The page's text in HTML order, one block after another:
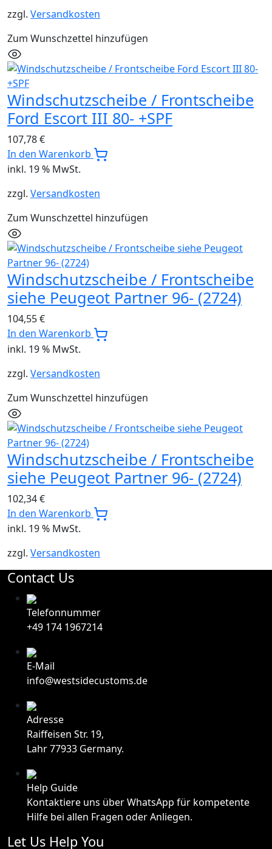
zzgl. Versandkosten
Zum Wunschzettel hinzufügen
Windschutzscheibe / Frontscheibe
Ford Escort III 80- +SPF
107,78€
In den Warenkorb
inkl. 19 % MwSt.
zzgl. Versandkosten
Zum Wunschzettel hinzufügen
Windschutzscheibe / Frontscheibe
siehe Peugeot Partner 96- (2724)
104,55€
In den Warenkorb
inkl. 19 % MwSt.
zzgl. Versandkosten
Zum Wunschzettel hinzufügen
Windschutzscheibe / Frontscheibe
siehe Peugeot Partner 96- (2724)
102,34€
In den Warenkorb
inkl. 19 % MwSt.
zzgl. Versandkosten
Contact Us
Telefonnummer
+49 174 1967214
E-Mail
info@westsidecustoms.de
Adresse
Raiffeisen Str. 19,
Lahr 77933 Germany.
Help Guide
Kontaktiere uns über WhatsApp für kompetente
Hilfe bei allen Fragen oder Anliegen.
Let Us Help You